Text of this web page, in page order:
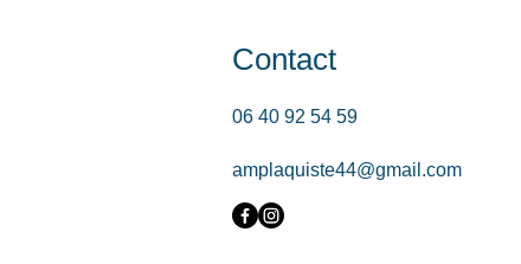
Contact
06 40 92 54 59
amplaquiste44@gmail.com